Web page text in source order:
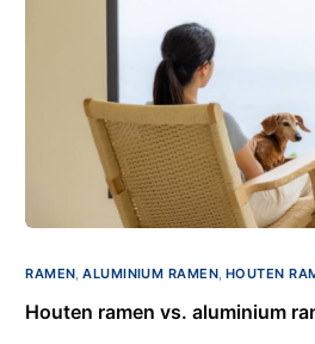
RAMEN,ALUMINIUM RAMEN,HOUTEN
Houten ramen vs. aluminium